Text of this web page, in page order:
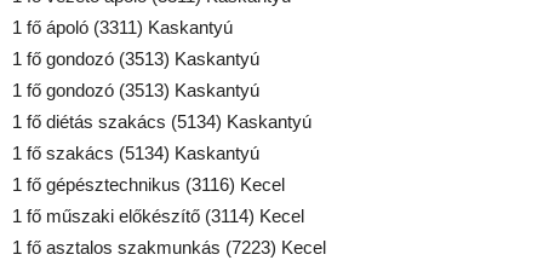
1 fő ápoló (3311) Kaskantyú
1 fő gondozó (3513) Kaskantyú
1 fő gondozó (3513) Kaskantyú
1 fő diétás szakács (5134) Kaskantyú
1 fő szakács (5134) Kaskantyú
1 fő gépésztechnikus (3116) Kecel
1 fő műszaki előkészítő (3114) Kecel
1 fő asztalos szakmunkás (7223) Kecel